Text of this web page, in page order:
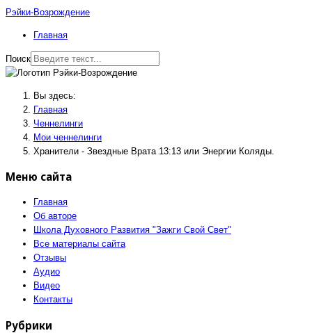
Рэйки-Возрождение
Главная
Поиск
Вы здесь:
Главная
Ченнелинги
Мои ченнелинги
Хранители - Звездные Врата 13:13 или Энергии Коляды.
Меню сайта
Главная
Об авторе
Школа Духовного Развития "Зажги Свой Свет"
Все материалы сайта
Отзывы
Аудио
Видео
Контакты
Рубрики